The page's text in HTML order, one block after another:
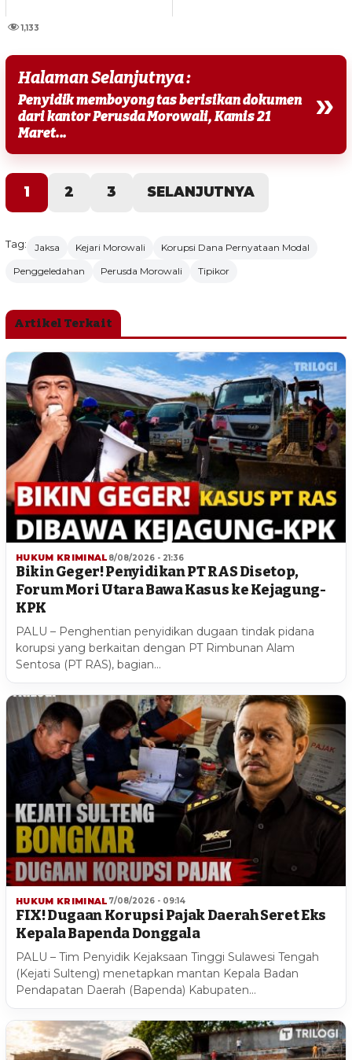
1,133
Halaman Selanjutnya :
Penyidik memboyong tas berisikan dokumen
dari kantor Perusda Morowali, Kamis 21
Maret...
»
1 2 3 SELANJUTNYA
Tag: Jaksa Kejari Morowali
Korupsi Dana Pernyataan Modal
Penggeledahan
Perusda Morowali Tipikor
Artikel Terkait
HUKUM KRIMINAL 8/08/2026 - 21:36
Bikin Geger! Penyidikan PT RAS Disetop,
Forum Mori Utara Bawa Kasus ke Kejagung-
KPK
PALU – Penghentian penyidikan dugaan tindak pidana
korupsi yang berkaitan dengan PT Rimbunan Alam
Sentosa (PT RAS), bagian…
HUKUM KRIMINAL 7/08/2026 - 09:14
FIX! Dugaan Korupsi Pajak Daerah Seret Eks
Kepala Bapenda Donggala
PALU – Tim Penyidik Kejaksaan Tinggi Sulawesi Tengah
(Kejati Sulteng) menetapkan mantan Kepala Badan
Pendapatan Daerah (Bapenda) Kabupaten…